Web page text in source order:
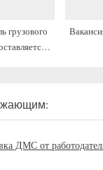
грузового
ДМС от